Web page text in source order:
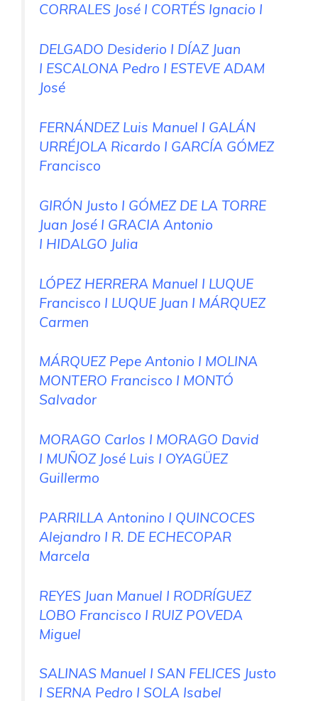
CORRALES José I CORTÉS Ignacio I
DELGADO Desiderio I DÍAZ Juan
I ESCALONA Pedro I ESTEVE ADAM
José
FERNÁNDEZ Luis Manuel I GALÁN
URRÉJOLA Ricardo I GARCÍA GÓMEZ
Francisco
GIRÓN Justo I GÓMEZ DE LA TORRE
Juan José I GRACIA Antonio
I HIDALGO Julia
LÓPEZ HERRERA Manuel I LUQUE
Francisco I LUQUE Juan I MÁRQUEZ
Carmen
MÁRQUEZ Pepe Antonio I MOLINA
MONTERO Francisco I MONTÓ
Salvador
MORAGO Carlos I MORAGO David
I MUÑOZ José Luis I OYAGÜEZ
Guillermo
PARRILLA Antonino I QUINCOCES
Alejandro I R. DE ECHECOPAR
Marcela
REYES Juan Manuel I RODRÍGUEZ
LOBO Francisco I RUIZ POVEDA
Miguel
SALINAS Manuel I SAN FELICES Justo
I SERNA Pedro I SOLA Isabel